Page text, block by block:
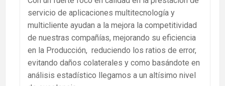
servicio de aplicaciones multitecnología y
multicliente ayudan a la mejora la competitividad
de nuestras compañías, mejorando su eficiencia
en la Producción, reduciendo los ratios de error,
evitando daños colaterales y como basándote en
análisis estadístico llegamos a un altísimo nivel